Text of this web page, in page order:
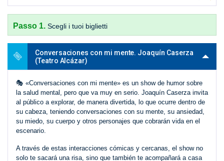
Passo 1. Scegli i tuoi biglietti
Conversaciones con mi mente. Joaquín Caserza
(Teatro Alcázar)
🎭​ «Conversaciones con mi mente» es un show de humor sobre
la salud mental, pero que va muy en serio. Joaquín Caserza invita
al público a explorar, de manera divertida, lo que ocurre dentro de
su cabeza, teniendo conversaciones con su mente, su ansiedad,
su miedo, su cuerpo y otros personajes que cobrarán vida en el
escenario.
A través de estas interacciones cómicas y cercanas, el show no
solo te sacará una risa, sino que también te acompañará a casa